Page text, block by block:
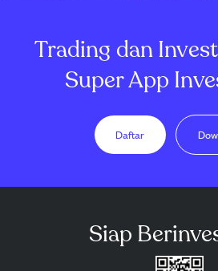
Trading dan
Super App
Daftar
Siap